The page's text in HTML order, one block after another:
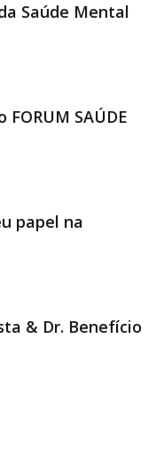
Saúde Mental
SAÚDE
papel na
& Dr. Benefício